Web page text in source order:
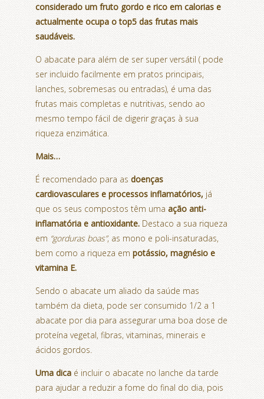
considerado um fruto gordo e rico em calorias e
actualmente ocupa o top5 das frutas mais
saudáveis.
O abacate para além de ser super versátil ( pode
ser incluido facilmente em pratos principais,
lanches, sobremesas ou entradas), é uma das
frutas mais completas e nutritivas, sendo ao
mesmo tempo fácil de digerir graças à sua
riqueza enzimática.
Mais…
É recomendado para asdoenças
cardiovasculares e processos inflamatórios, já
que os seus compostos têm umaação anti-
inflamatória e antioxidante. Destaco a sua riqueza
em “gorduras boas”, as mono e poli-insaturadas,
bem como a riqueza em potássio, magnésio e
vitamina E.
Sendo o abacate um aliado da saúde mas
também da dieta, pode ser consumido 1/2 a 1
abacate por dia para assegurar uma boa dose de
proteína vegetal, fibras, vitaminas, minerais e
ácidos gordos.
Uma dica é incluir o abacate no lanche da tarde
para ajudar a reduzir a fome do final do dia, pois